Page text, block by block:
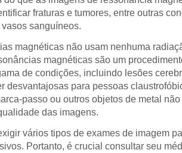
fraturas e tumores, entre outras
sanguíneos.
magnéticas não usam nenhuma
magnéticas são um
de condições, incluindo lesões
desvantajosas para pessoas
passo ou outros objetos de metal
das imagens.
vários tipos de exames de imagem
Portanto, é crucial consultar seu